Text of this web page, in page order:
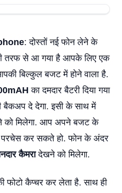
: दोस्तों नई फोन लेने के
तरफ से आ गया है आपके लिए एक
बिल्कुल बजट में होने वाला है.
का दमदार बैटरी दिया गया
बैकअप दे देगा. इसी के साथ में
मिलेगा. आप अपने बजट के
परचेस कर सकते हो. फोन के अंदर
कैमरादेखने को मिलेगा.
फोटो कैप्चर कर लेता है. साथ ही